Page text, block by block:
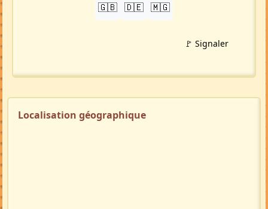
🇬🇧 🇩🇪 🇲🇬
🚩 Signaler
Localisation géographique